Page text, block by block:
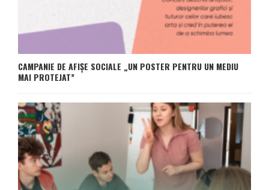
CAMPANIE DE AFIȘE SOCIALE „UN POSTER PENTRU UN MEDIU
MAI PROTEJAT”